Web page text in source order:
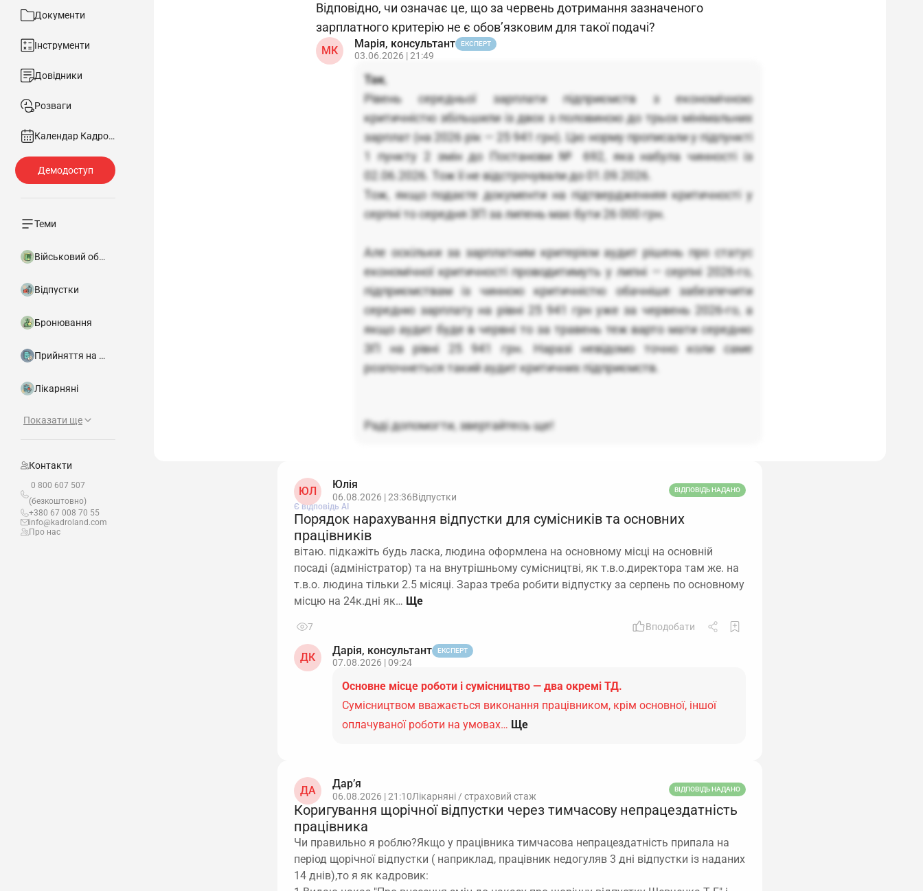
Документи
Інструменти
Довідники
Розваги
Календар Кадровика
Теми
Військовий облік
Відпустки
Бронювання
Прийняття на роботу
Лікарняні
Показати ще
Контакти
0 800 607 507
(безкоштовно)
+380 67 008 70 55
info@kadroland.com
Про нас
Відповідно, чи означає це, що за червень дотримання зазначеного
зарплатного критерію не є обов’язковим для такої подачі?
МК
Марія, консультант ЕКСПЕРТ
03.06.2026 | 21:49
Так,
Рівень середньої зарплати підприємств з економічною
критичністю збільшили із двох з половиною до трьох мінімальних
зарплат (на 2026 рік — 25 941 грн). Цю норму прописали у підпункті
1 пункту 2 змін до Постанови № 692, яка набула чинності із
02.06.2026. Тож її не відстрочували до 01.09.2026.
Тож, якщо подаєте документи на підтвердженняя критичності у
серпні то середня ЗП за липень має бути 26 000 грн.
Але оскільки за зарплатним критерієм аудит рішень про статус
економічної критичності проводитимуть у липні — серпні 2026-го,
підприємствам із чинною критичністю обачніше забезпечити
середню зарплату на рівні 25 941 грн уже за червень 2026-го, а
якщо аудит буде в червні то за травень теж варто мати середню
ЗП на рівні 25 941 грн. Наразі невідомо точно коли саме
розпочнеться такий аудит критичних підприємств.
Раді допомогти, звертайтесь ще!
ЮЛ
Юлія
06.08.2026 | 23:36Відпустки
ВІДПОВІДЬ НАДАНО
Є відповідь АІ
Порядок нарахування відпустки для сумісників та основних
працівників
вітаю. підкажіть будь ласка, людина оформлена на основному місці на основній
посаді (адміністратор) та на внутрішньому сумісництві, як т.в.о.директора там же. на
т.в.о. людина тільки 2.5 місяці. Зараз треба робити відпустку за серпень по основному
місцю на 24к.дні як…
7 Вподобати
ДК
Дарія, консультант ЕКСПЕРТ
07.08.2026 | 09:24
Основне місце роботи і сумісництво — два окремі ТД.
Сумісництвом вважається виконання працівником, крім основної, іншої
оплачуваної роботи на умовах… Ще
ДА
Дар’я
06.08.2026 | 21:10Лікарняні / страховий стаж
ВІДПОВІДЬ НАДАНО
Коригування щорічної відпустки через тимчасову непрацездатність
працівника
Чи правильно я роблю?Якщо у працівника тимчасова непрацездатність припала на
період щорічної відпустки ( наприклад, працівник недогуляв 3 дні відпустки із наданих
14 днів),то я як кадровик: